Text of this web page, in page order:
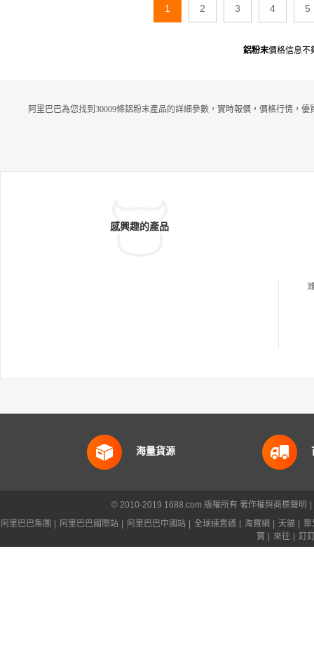
1 2 3 4 5
鋁粉末價格信息不
阿里巴巴為您找到30009條鋁粉末產品的詳細參數，實時報價，價格行情，優
感興趣的產品
海量貨源
© 2010-2019 1688.com 版權所有 著作權與商標聲明
阿里巴巴集團
阿里巴巴國際站 阿里巴巴中國站 全球速賣通 淘寶網 天貓
聚
寶
來往 釘